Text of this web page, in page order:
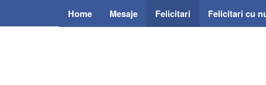
Home Mesaje Felicitari Felicitari cu